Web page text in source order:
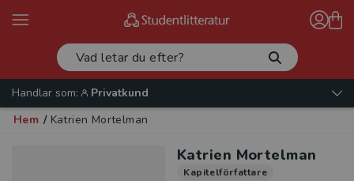
Handlar som:
Privatkund
Hem / Katrien Mortelman
Katrien Mortelman
Kapitelförfattare